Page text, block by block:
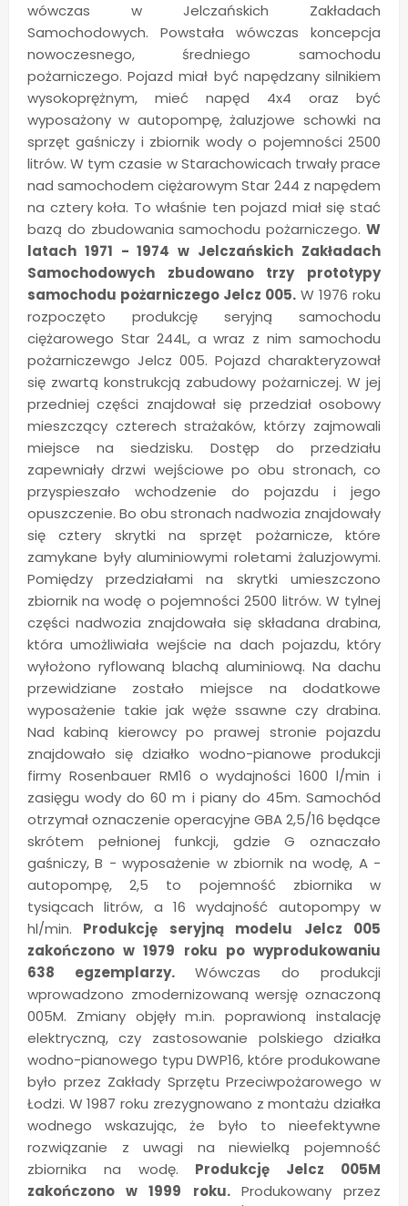
wówczas w Jelczańskich Zakładach
Samochodowych. Powstała wówczas koncepcja
nowoczesnego, średniego samochodu
pożarniczego. Pojazd miał być napędzany silnikiem
wysokoprężnym, mieć napęd 4x4 oraz być
wyposażony w autopompę, żaluzjowe schowki na
sprzęt gaśniczy i zbiornik wody o pojemności 2500
litrów. W tym czasie w Starachowicach trwały prace
nad samochodem ciężarowym Star 244 z napędem
na cztery koła. To właśnie ten pojazd miał się stać
bazą do zbudowania samochodu pożarniczego.W
latach 1971 - 1974 w Jelczańskich Zakładach
Samochodowych zbudowano trzy prototypy
samochodu pożarniczego Jelcz 005. W 1976 roku
rozpoczęto produkcję seryjną samochodu
ciężarowego Star 244L, a wraz z nim samochodu
pożarniczewgo Jelcz 005. Pojazd charakteryzował
się zwartą konstrukcją zabudowy pożarniczej. W jej
przedniej części znajdował się przedział osobowy
mieszczący czterech strażaków, którzy zajmowali
miejsce na siedzisku. Dostęp do przedziału
zapewniały drzwi wejściowe po obu stronach, co
przyspieszało wchodzenie do pojazdu i jego
opuszczenie. Bo obu stronach nadwozia znajdowały
się cztery skrytki na sprzęt pożarnicze, które
zamykane były aluminiowymi roletami żaluzjowymi.
Pomiędzy przedziałami na skrytki umieszczono
zbiornik na wodę o pojemności 2500 litrów. W tylnej
części nadwozia znajdowała się składana drabina,
która umożliwiała wejście na dach pojazdu, który
wyłożono ryflowaną blachą aluminiową. Na dachu
przewidziane zostało miejsce na dodatkowe
wyposażenie takie jak węże ssawne czy drabina.
Nad kabiną kierowcy po prawej stronie pojazdu
znajdowało się działko wodno-pianowe produkcji
firmy Rosenbauer RM16 o wydajności 1600 l/min i
zasięgu wody do 60 m i piany do 45m. Samochód
otrzymał oznaczenie operacyjne GBA 2,5/16 będące
skrótem pełnionej funkcji, gdzie G oznaczało
gaśniczy, B - wyposażenie w zbiornik na wodę, A -
autopompę, 2,5 to pojemność zbiornika w
tysiącach litrów, a 16 wydajność autopompy w
hl/min. Produkcję seryjną modelu Jelcz 005
zakończono w 1979 roku po wyprodukowaniu
638 egzemplarzy. Wówczas do produkcji
wprowadzono zmodernizowaną wersję oznaczoną
005M. Zmiany objęły m.in. poprawioną instalację
elektryczną, czy zastosowanie polskiego działka
wodno-pianowego typu DWP16, które produkowane
było przez Zakłady Sprzętu Przeciwpożarowego w
Łodzi. W 1987 roku zrezygnowano z montażu działka
wodnego wskazując, że było to nieefektywne
rozwiązanie z uwagi na niewielką pojemność
zbiornika na wodę. Produkcję Jelcz 005M
zakończono w 1999 roku. Produkowany przez